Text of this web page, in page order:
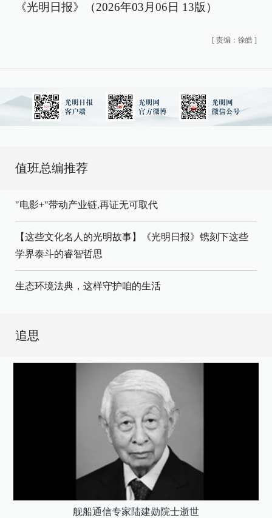
《光明日报》（2026年03月06日 13版）
[ 责编：徐皓 ]
值班总编推荐
"电影+"带动产业链,再证无可取代
【这些文化名人的光明故事】《光明日报》镌刻下这些
学界泰斗的睿智哲思
生态环境法典，这样守护咱的生活
追思
舰船通信专家陆建勋院士逝世